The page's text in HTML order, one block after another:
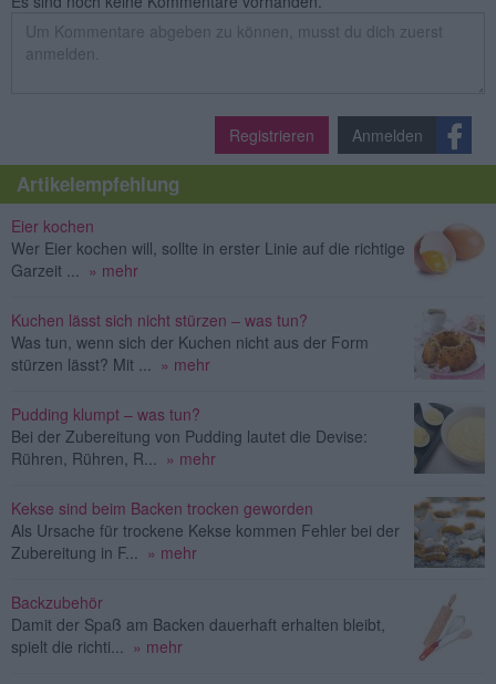
Registrieren Anmelden
Artikelempfehlung
Eier kochen
Wer Eier kochen will, sollte in erster Linie auf die richtige
Garzeit ... » mehr
Kuchen lässt sich nicht stürzen – was tun?
Was tun, wenn sich der Kuchen nicht aus der Form
stürzen lässt? Mit ... » mehr
Pudding klumpt – was tun?
Bei der Zubereitung von Pudding lautet die Devise:
Rühren, Rühren, R... » mehr
Kekse sind beim Backen trocken geworden
Als Ursache für trockene Kekse kommen Fehler bei der
Zubereitung in F... » mehr
Backzubehör
Damit der Spaß am Backen dauerhaft erhalten bleibt,
spielt die richti... » mehr